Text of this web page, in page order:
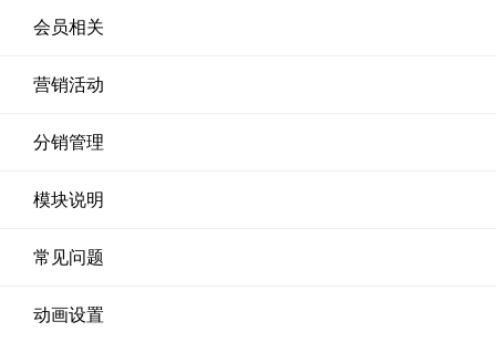
会员相关
营销活动
分销管理
模块说明
常见问题
动画设置